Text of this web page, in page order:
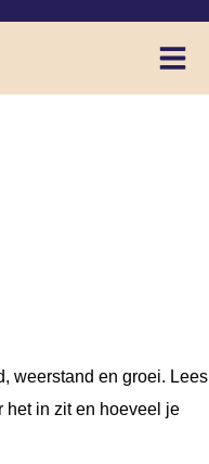
weerstand en groei. Lees
het in zit en hoeveel je